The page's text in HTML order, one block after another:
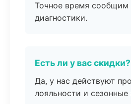
Точное время сообщим
диагностики.
Есть ли у вас скидки?
Да, у нас действуют
лояльности и сезонные